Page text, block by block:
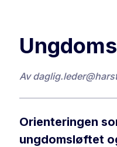
Av
Orienteringen
ungdomsløftet